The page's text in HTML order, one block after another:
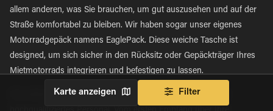
allem anderen, was Sie brauchen, um gut auszusehen und auf der
Straße komfortabel zu bleiben. Wir haben sogar unser eigenes
Motorradgepäck namens EaglePack. Diese weiche Tasche ist
designed, um sich sicher in den Rücksitz oder Gepäckträger Ihres
Mietmotorrads integrieren und befestigen zu lassen.
Die wahren Stars jedes EAGLERIDER-Standorts sind unser
Karte anzeigen Filter